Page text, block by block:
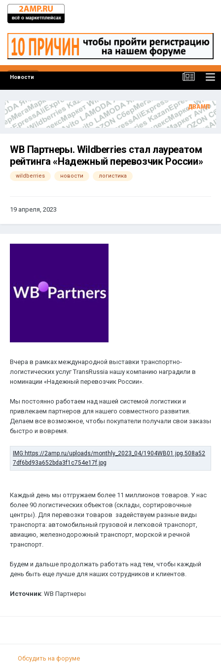
Новости
WB Партнеры. Wildberries стал лауреатом
рейтинга «Надежный перевозчик России»
wildberries новости логистика
19 апреля, 2023
Вчера в рамках международной выставки транспортно-
логистических услуг TransRussia нашу компанию наградили в
номинации «Надежный перевозчик России».
Мы постоянно работаем над нашей системой логистики и
привлекаем партнеров для нашего совместного развития.
Делаем все возможное, чтобы покупатели получали свои заказы
быстро и вовремя.
Каждый день мы отгружаем более 11 миллионов товаров. У нас
более 90 логистических объектов (склады, сортировочные
центры). Для перевозки товаров задействуем разные виды
транспорта: автомобильный грузовой и легковой транспорт,
авиацию, железнодорожный транспорт, морской и речной
транспорт.
Будем и дальше продолжать работать над тем, чтобы каждый
день быть еще лучше для наших сотрудников и клиентов.
Источник: WB Партнеры
Обсудить на форуме